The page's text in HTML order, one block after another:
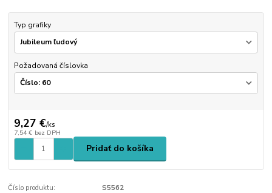
Typ grafiky
Požadovaná číslovka
9,27 €/ks
7,54 € bez DPH
Pridať do košíka
Číslo produktu: S5562